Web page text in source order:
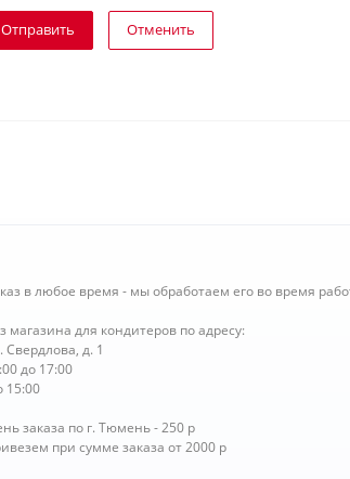
Отправить Отменить
в любое время - мы обработаем его во время
магазина для кондитеров по адресу:
Свердлова, д. 1
до 17:00
15:00
заказа по г. Тюмень - 250 р
при сумме заказа от 2000 р